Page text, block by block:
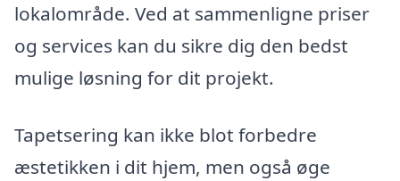
lokalområde. Ved at sammenligne priser
og services kan du sikre dig den bedst
mulige løsning for dit projekt.
Tapetsering kan ikke blot forbedre
æstetikken i dit hjem, men også øge